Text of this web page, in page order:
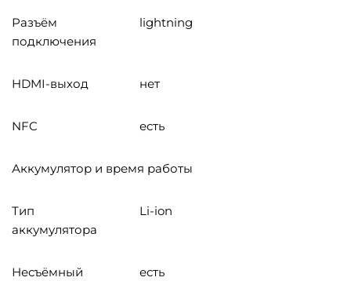
Разъём
подключения
lightning
HDMI-выход нет
NFC есть
Аккумулятор и время работы
Тип
аккумулятора
Li-ion
Несъёмный
есть